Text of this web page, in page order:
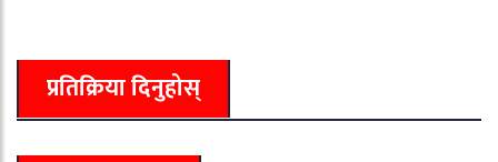
प्रतिक्रिया दिनुहोस्